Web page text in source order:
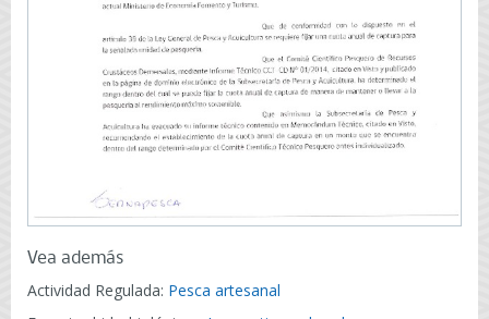
Vea además
Actividad Regulada: Pesca artesanal